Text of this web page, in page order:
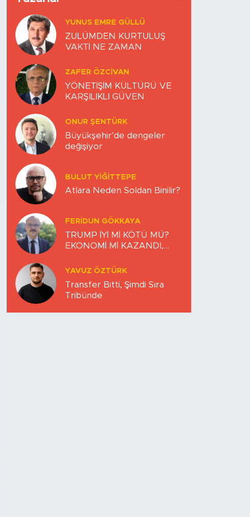
YUNUS EMRE GÜLLÜ
ZULÜMDEN KURTULUŞ
VAKTİ NE ZAMAN
ZAFER ÖZCIVAN
YÖNETİŞİM KÜLTÜRÜ VE
KARŞILIKLI GÜVEN
ONUR ŞENTÜRK
Büyükşehir’de dengeler
değişiyor
BULUT YİĞİTTEPE
Atlara Neden Soldan Binilir?
FERIDUN GÖKKAYA
TRUMP İYİ Mİ KÖTÜ MÜ?
EKONOMİ Mİ KAZANDI,
YAVUZ ÖZTÜRK
Transfer Bitti, Şimdi Sıra
Tribünde